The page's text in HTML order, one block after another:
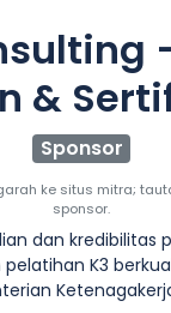
&
Sponsor
ke situs mitra;
sponsor.
dan kredibilitas
K3